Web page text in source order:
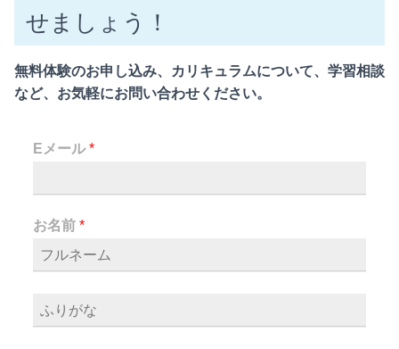
せましょう！
無料体験のお申し込み、カリキュラムについて、学習相談
など、お気軽にお問い合わせください。
Eメール*
お名前 *
な
ま